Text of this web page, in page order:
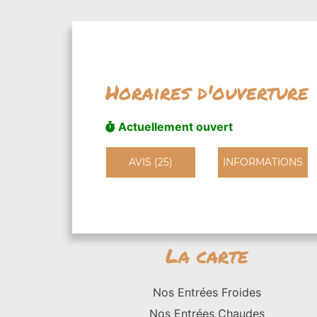
Horaires d'ouverture
Actuellement ouvert
AVIS (25) INFORMATIONS
La carte
Nos Entrées Froides
Nos Entrées Chaudes